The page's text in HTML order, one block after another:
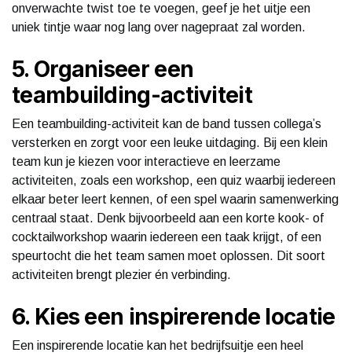
onverwachte twist toe te voegen, geef je het uitje een
uniek tintje waar nog lang over nagepraat zal worden.
5. Organiseer een
teambuilding-activiteit
Een teambuilding-activiteit kan de band tussen collega’s
versterken en zorgt voor een leuke uitdaging. Bij een klein
team kun je kiezen voor interactieve en leerzame
activiteiten, zoals een workshop, een quiz waarbij iedereen
elkaar beter leert kennen, of een spel waarin samenwerking
centraal staat. Denk bijvoorbeeld aan een korte kook- of
cocktailworkshop waarin iedereen een taak krijgt, of een
speurtocht die het team samen moet oplossen. Dit soort
activiteiten brengt plezier én verbinding.
6. Kies een inspirerende locatie
Een inspirerende locatie kan het bedrijfsuitje een heel